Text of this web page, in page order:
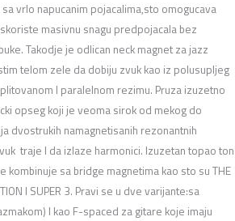
vrlo napucanim pojacalima,sto omogucava
masivnu snagu predpojacala bez
Takodje je odlican neck magnet za jazz
telom zele da dobiju zvuk kao iz polusupljeg
I paralelnom rezimu. Pruza izuzetno
opseg koji je veoma sirok od mekog do
dvostrukih namagnetisanih rezonantnih
traje I da izlaze harmonici. Izuzetan topao ton
kombinuje sa bridge magnetima kao sto su THE
I SUPER 3. Pravi se u dve varijante:sa
I kao F-spaced za gitare koje imaju